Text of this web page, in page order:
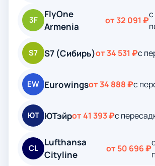
3F
FlyOne
Armenia
от 32 091 ₽
с
S7 S7 (Сибирь)от 34 531 ₽с
EW Eurowingsот 34 888 ₽с
ЮТ ЮТэйрот 41 393 ₽с
CL
Lufthansa
Cityline
от 50 696 ₽